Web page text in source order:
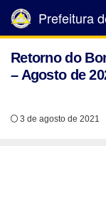
Prefeitura
Retorno do
– Agosto de
3 de agosto de 2021